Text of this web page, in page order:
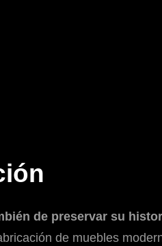
de preservar su
de muebles